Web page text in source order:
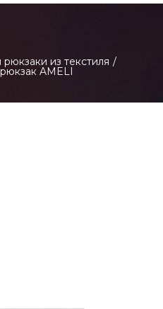
из текстиля /
рюкзак AMELI